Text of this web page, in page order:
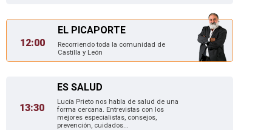
12:00
EL PICAPORTE
Recorriendo toda la comunidad de
Castilla y León
13:30
ES SALUD
Lucía Prieto nos habla de salud de una
forma cercana. Entrevistas con los
mejores especialistas, consejos,
prevención, cuidados...